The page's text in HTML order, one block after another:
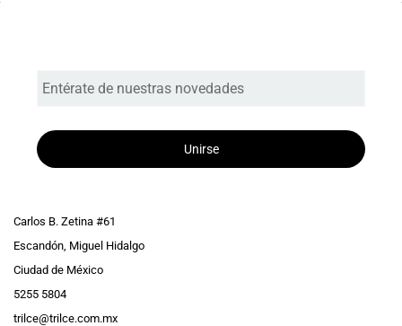
Unirse
Carlos B. Zetina #61
Escandón, Miguel Hidalgo
Ciudad de México
5255 5804
trilce@trilce.com.mx